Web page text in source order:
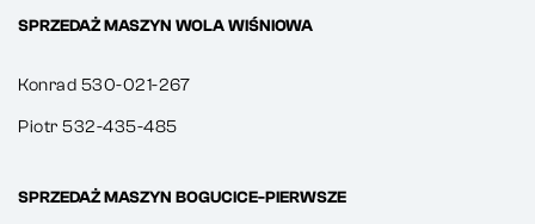
SPRZEDAŻ MASZYN WOLA WIŚNIOWA
Konrad 530-021-267
Piotr 532-435-485
SPRZEDAŻ MASZYN BOGUCICE-PIERWSZE